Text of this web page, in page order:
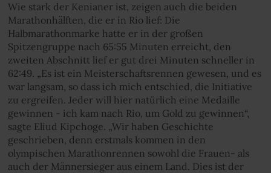
Wie stark der Kenianer ist, zeigen auch die beiden
Marathonhälften, die er in Rio lief: Die
Halbmarathonmarke hatte er in der großen
Spitzengruppe nach 65:55 Minuten erreicht, den
zweiten Abschnitt lief er gut drei Minuten schneller in
62:49. „Es ist ein Meisterschaftsrennen gewesen, und es
war langsam, so dass ich mich entschied, die Initiative
zu ergreifen. Jeder will hier natürlich eine Medaille
gewinnen - ich kam nach Rio, um Gold zu gewinnen“,
sagte Eliud Kipchoge. „Wir haben Geschichte
geschrieben, denn erstmals kommen in den
olympischen Marathonrennen sowohl die Frauen- als
auch der Männersieger aus einem Land. Dies ist der